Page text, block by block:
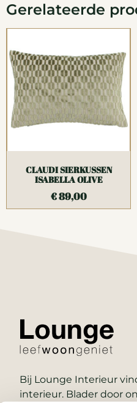
Gerelateerde
CLAUDI SIERKUSSEN
ISABELLA OLIVE
€89,00
Bij Lounge Interieur
interieur. Blader door